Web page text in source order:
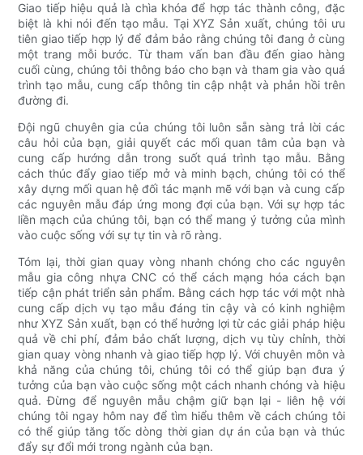
Giao tiếp hiệu quả là chìa khóa để hợp tác thành công, đặc
biệt là khi nói đến tạo mẫu. Tại XYZ Sản xuất, chúng tôi ưu
tiên giao tiếp hợp lý để đảm bảo rằng chúng tôi đang ở cùng
một trang mỗi bước. Từ tham vấn ban đầu đến giao hàng
cuối cùng, chúng tôi thông báo cho bạn và tham gia vào quá
trình tạo mẫu, cung cấp thông tin cập nhật và phản hồi trên
đường đi.
Đội ngũ chuyên gia của chúng tôi luôn sẵn sàng trả lời các
câu hỏi của bạn, giải quyết các mối quan tâm của bạn và
cung cấp hướng dẫn trong suốt quá trình tạo mẫu. Bằng
cách thúc đẩy giao tiếp mở và minh bạch, chúng tôi có thể
xây dựng mối quan hệ đối tác mạnh mẽ với bạn và cung cấp
các nguyên mẫu đáp ứng mong đợi của bạn. Với sự hợp tác
liền mạch của chúng tôi, bạn có thể mang ý tưởng của mình
vào cuộc sống với sự tự tin và rõ ràng.
Tóm lại, thời gian quay vòng nhanh chóng cho các nguyên
mẫu gia công nhựa CNC có thể cách mạng hóa cách bạn
tiếp cận phát triển sản phẩm. Bằng cách hợp tác với một nhà
cung cấp dịch vụ tạo mẫu đáng tin cậy và có kinh nghiệm
như XYZ Sản xuất, bạn có thể hưởng lợi từ các giải pháp hiệu
quả về chi phí, đảm bảo chất lượng, dịch vụ tùy chỉnh, thời
gian quay vòng nhanh và giao tiếp hợp lý. Với chuyên môn và
khả năng của chúng tôi, chúng tôi có thể giúp bạn đưa ý
tưởng của bạn vào cuộc sống một cách nhanh chóng và hiệu
quả. Đừng để nguyên mẫu chậm giữ bạn lại - liên hệ với
chúng tôi ngay hôm nay để tìm hiểu thêm về cách chúng tôi
có thể giúp tăng tốc dòng thời gian dự án của bạn và thúc
đẩy sự đổi mới trong ngành của bạn.